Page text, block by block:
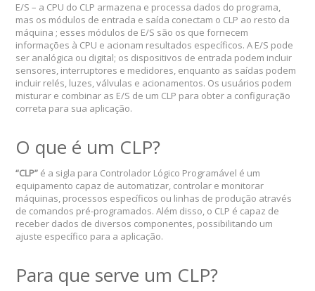
E/S – a CPU do CLP armazena e processa dados do programa,
mas os módulos de entrada e saída conectam o CLP ao resto da
máquina ; esses módulos de E/S são os que fornecem
informações à CPU e acionam resultados específicos. A E/S pode
ser analógica ou digital; os dispositivos de entrada podem incluir
sensores, interruptores e medidores, enquanto as saídas podem
incluir relés, luzes, válvulas e acionamentos. Os usuários podem
misturar e combinar as E/S de um CLP para obter a configuração
correta para sua aplicação.
O que é um CLP?
“CLP” é a sigla para Controlador Lógico Programável é um
equipamento capaz de automatizar, controlar e monitorar
máquinas, processos específicos ou linhas de produção através
de comandos pré-programados. Além disso, o CLP é capaz de
receber dados de diversos componentes, possibilitando um
ajuste específico para a aplicação.
Para que serve um CLP?